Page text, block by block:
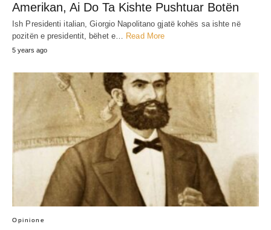
Amerikan, Ai Do Ta Kishte Pushtuar Botën
Ish Presidenti italian, Giorgio Napolitano gjatë kohës sa ishte në
pozitën e presidentit, bëhet e… Read More
5 years ago
Opinione